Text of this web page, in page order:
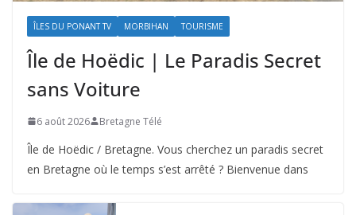
ÎLES DU PONANT TV MORBIHAN TOURISME
Île de Hoëdic | Le Paradis Secret
sans Voiture
6 août 2026 Bretagne Télé
Île de Hoëdic / Bretagne. Vous cherchez un paradis secret
en Bretagne où le temps s’est arrêté ? Bienvenue dans